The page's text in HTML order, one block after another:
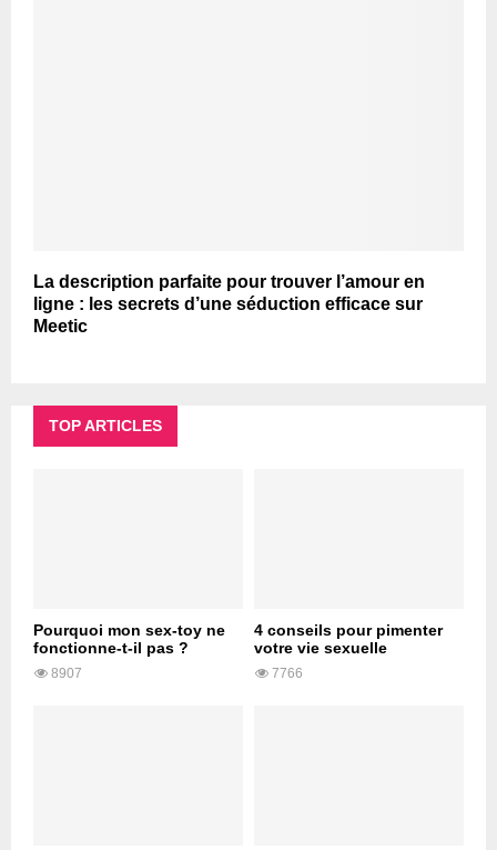
La description parfaite pour trouver l’amour en
ligne : les secrets d’une séduction efficace sur
Meetic
TOP ARTICLES
Pourquoi mon sex-toy ne
fonctionne-t-il pas ?
8907
4 conseils pour pimenter
votre vie sexuelle
7766